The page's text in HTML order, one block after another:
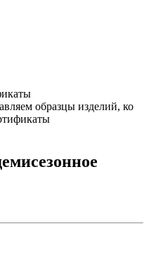
образцы изделий, ко